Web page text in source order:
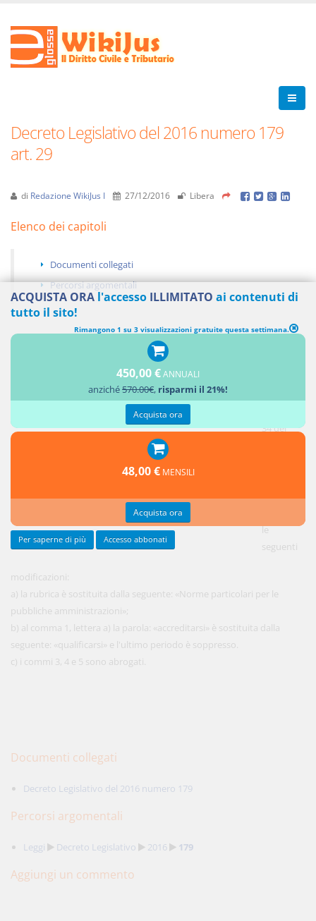
Decreto Legislativo del 2016 numero 179
art. 29
di Redazione WikiJus I 27/12/2016 Libera
Elenco dei capitoli
Documenti collegati
Percorsi argomentali
MODIFICHE ALL'ARTICOLO 34 DEL DECRETO LEGISLATIVO N. 82 DEL
34 del
2005 sono
le
seguenti
modificazioni:
a) la rubrica è sostituita dalla seguente: «Norme particolari per le
pubbliche amministrazioni»;
b) al comma 1, lettera a) la parola: «accreditarsi» è sostituita dalla
seguente: «qualificarsi» e l'ultimo periodo è soppresso.
c) i commi 3, 4 e 5 sono abrogati.
Documenti collegati
Decreto Legislativo del 2016 numero 179
Percorsi argomentali
Leggi Decreto Legislativo 2016 179
Aggiungi un commento
ACQUISTA ORA l'accesso ILLIMITATO ai contenuti di
tutto il sito!
Rimangono 1 su 3 visualizzazioni gratuite questa settimana.
450,00 €ANNUALI
anziché570.00€, risparmi il 21%!
Acquista ora
48,00 € MENSILI
Acquista ora
Per saperne di più Accesso abbonati